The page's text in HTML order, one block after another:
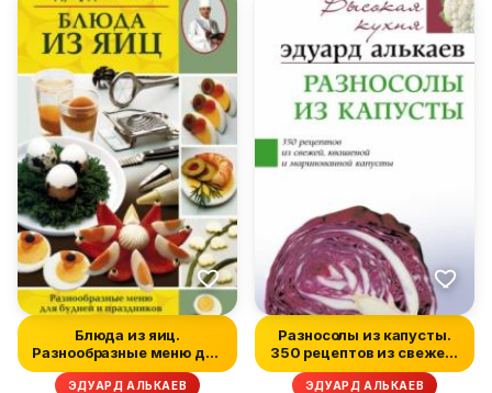
Блюда из яиц.
Разнообразные меню для
будней и праз...
ЭДУАРД АЛЬКАЕВ
Разносолы из капусты.
350 рецептов из свежей,
кваш...
ЭДУАРД АЛЬКАЕВ